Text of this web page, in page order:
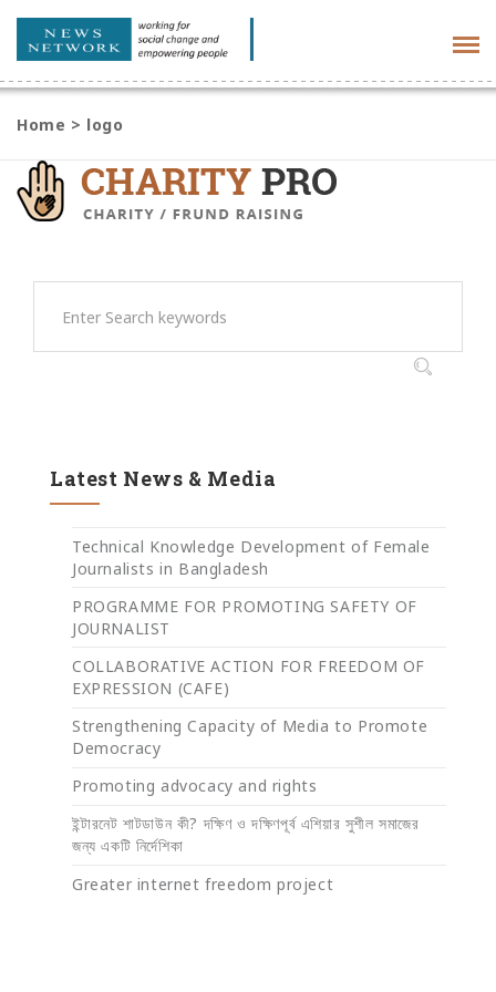
Home > logo
Latest News & Media
Technical Knowledge Development of Female
Journalists in Bangladesh
PROGRAMME FOR PROMOTING SAFETY OF
JOURNALIST
COLLABORATIVE ACTION FOR FREEDOM OF
EXPRESSION (CAFE)
Strengthening Capacity of Media to Promote
Democracy
Promoting advocacy and rights
ইন্টারনেট শাটডাউন কী? দক্ষিণ ও দক্ষিণপূর্ব এশিয়ার সুশীল সমাজের
জন্য একটি নির্দেশিকা
Greater internet freedom project